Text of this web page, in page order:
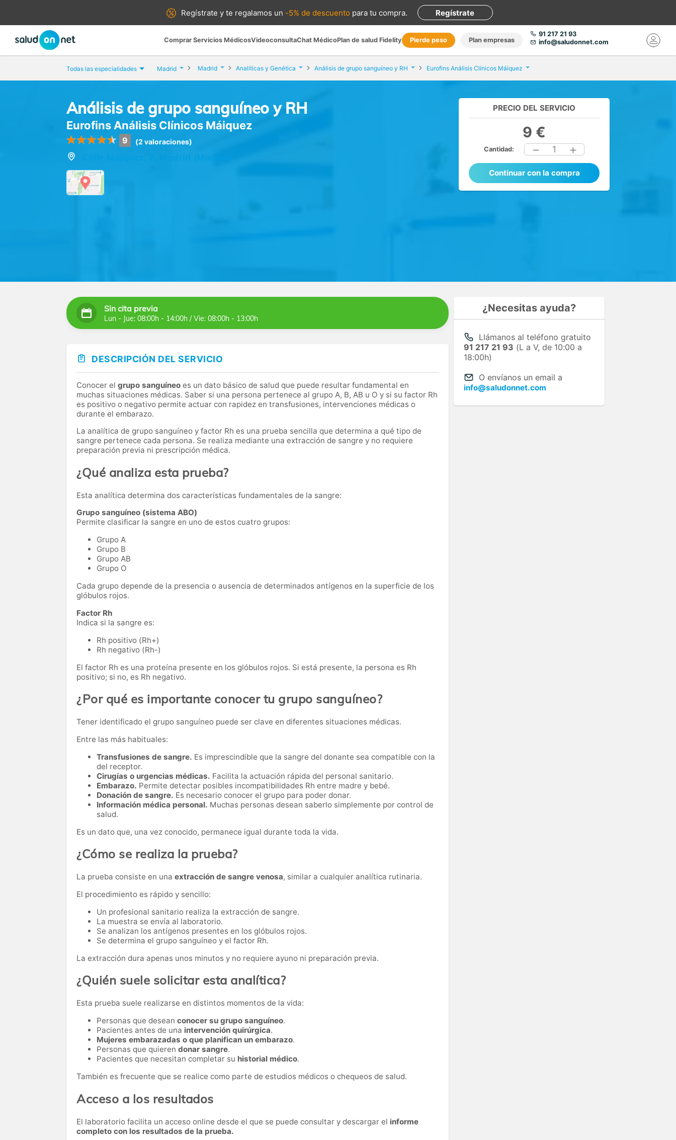
Regístrate yte regalamos un -5% de descuento para tu compra. Regístrate
Comprar Servicios MédicosVideoconsultaChat MédicoPlan de salud Fidelity Pierde peso Plan empresas
91 217 21 93
info@saludonnet.com
Todas las especialidades Madrid Madrid Analíticas y Genética Análisis de grupo sanguíneo y RH Eurofins Análisis Clínicos Máiquez
Análisis de grupo sanguíneo y RH
Eurofins Análisis Clínicos Máiquez
9 (2 valoraciones)
PRECIO DEL SERVICIO
9 €
Cantidad: 1
Continuar con la compra
Sin cita previa
Lun - Jue: 08:00h - 14:00h / Vie: 08:00h - 13:00h
DESCRIPCIÓN DEL SERVICIO
Conocer el grupo sanguíneo es un dato básico de salud que puede resultar fundamental en
muchas situaciones médicas. Saber si una persona pertenece al grupo A, B, AB u O y si su factor Rh
es positivo o negativo permite actuar con rapidez en transfusiones, intervenciones médicas o
durante el embarazo.
La analítica de grupo sanguíneo y factor Rh es una prueba sencilla que determina a qué tipo de
sangre pertenece cada persona. Se realiza mediante una extracción de sangre y no requiere
preparación previa ni prescripción médica.
¿Qué analiza esta prueba?
Esta analítica determina dos características fundamentales de la sangre:
Grupo sanguíneo (sistema ABO)
Permite clasificar la sangre en uno de estos cuatro grupos:
Grupo A
Grupo B
Grupo AB
Grupo O
Cada grupo depende de la presencia o ausencia de determinados antígenos en la superficie de los
glóbulos rojos.
Factor Rh
Indica si la sangre es:
Rh positivo (Rh+)
Rh negativo (Rh-)
El factor Rh es una proteína presente en los glóbulos rojos. Si está presente, la persona es Rh
positivo; si no, es Rh negativo.
¿Por qué es importante conocer tu grupo sanguíneo?
Tener identificado el grupo sanguíneo puede ser clave en diferentes situaciones médicas.
Entre las más habituales:
Transfusiones de sangre. Es imprescindible que la sangre del donante sea compatible con la
del receptor.
Cirugías o urgencias médicas. Facilita la actuación rápida del personal sanitario.
Embarazo. Permite detectar posibles incompatibilidades Rh entre madre y bebé.
Donación de sangre. Es necesario conocer el grupo para poder donar.
Información médica personal. Muchas personas desean saberlo simplemente por control de
salud.
Es un dato que, una vez conocido, permanece igual durante toda la vida.
¿Cómo se realiza la prueba?
La prueba consiste en una extracción de sangre venosa, similar a cualquier analítica rutinaria.
El procedimiento es rápido y sencillo:
Un profesional sanitario realiza la extracción de sangre.
La muestra se envía al laboratorio.
Se analizan los antígenos presentes en los glóbulos rojos.
Se determina el grupo sanguíneo y el factor Rh.
La extracción dura apenas unos minutos y no requiere ayuno ni preparación previa.
¿Quién suele solicitar esta analítica?
Esta prueba suele realizarse en distintos momentos de la vida:
Personas que desean conocer su grupo sanguíneo.
Pacientes antes de una intervención quirúrgica.
Mujeres embarazadas o que planifican un embarazo.
Personas que quieren donar sangre.
Pacientes que necesitan completar su historial médico.
También es frecuente que se realice como parte de estudios médicos o chequeos de salud.
Acceso a los resultados
El laboratorio facilita un acceso online desde el que se puede consultar y descargar el informe
completo con los resultados de la prueba.
¿Necesitas ayuda?
Llámanos al teléfono gratuito
91 217 21 93 (L a V, de 10:00 a
18:00h)
O envíanos un email a
info@saludonnet.com